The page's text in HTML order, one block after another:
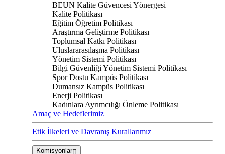
BEUN Kalite Güvencesi Yönergesi
Kalite Politikası
Eğitim Öğretim Politikası
Araştırma Geliştirme Politikası
Toplumsal Katkı Politikası
Uluslararasılaşma Politikası
Yönetim Sistemi Politikası
Bilgi Güvenliği Yönetim Sistemi Politikası
Spor Dostu Kampüs Politikası
Dumansız Kampüs Politikası
Enerji Politikası
Kadınlara Ayrımcılığı Önleme Politikası
Amaç ve Hedeflerimiz
Etik İlkeleri ve Davranış Kurallarımız
Komisyonlar